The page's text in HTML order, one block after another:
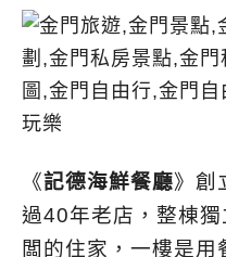
《記德海鮮餐廳》創
過40年老店，整棟
闆的住家，一樓是用